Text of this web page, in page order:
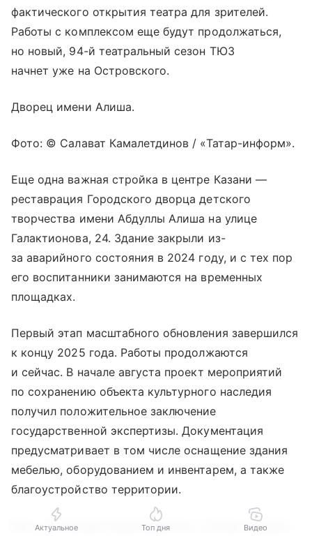
фактического открытия театра для зрителей.
Работы с комплексом еще будут продолжаться,
но новый, 94-й театральный сезон ТЮЗ
начнет уже на Островского.
Дворец имени Алиша.
Фото: © Салават Камалетдинов / «Татар-информ».
Еще одна важная стройка в центре Казани —
реставрация Городского дворца детского
творчества имени Абдуллы Алиша на улице
Галактионова, 24. Здание закрыли из-
за аварийного состояния в 2024 году, и с тех пор
его воспитанники занимаются на временных
площадках.
Первый этап масштабного обновления завершился
к концу 2025 года. Работы продолжаются
и сейчас. В начале августа проект мероприятий
по сохранению объекта культурного наследия
получил положительное заключение
государственной экспертизы. Документация
предусматривает в том числе оснащение здания
мебелью, оборудованием и инвентарем, а также
благоустройство территории.
Фото: © Салават Камалетдинов / «Татар-информ».
Актуальное Топ дня Видео